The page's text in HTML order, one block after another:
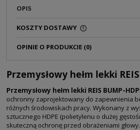
OPIS
KOSZTY DOSTAWY
OPINIE O PRODUKCIE (0)
Przemysłowy hełm lekki
Przemysłowy hełm lekki REIS BUMP-
ochronny zaprojektowany do zapewnienia
różnych środowiskach pracy. Wykonany z
sztucznego HDPE (polietylenu o dużej
skuteczną ochronę przed obrażeniami głowy.